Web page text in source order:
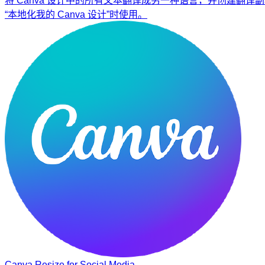
“本地化我的 Canva 设计”时使用。